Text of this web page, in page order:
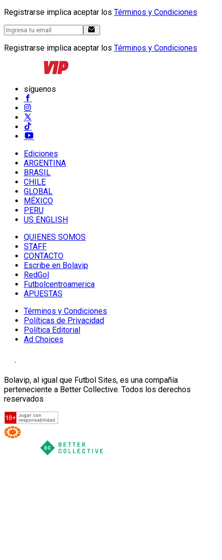
Registrarse implica aceptar los Términos y Condiciones
Registrarse implica aceptar los Términos y Condiciones
síguenos
Ediciones
ARGENTINA
BRASIL
CHILE
GLOBAL
MÉXICO
PERU
US ENGLISH
QUIENES SOMOS
STAFF
CONTACTO
Escribe en Bolavip
RedGol
Futbolcentroamerica
APUESTAS
Términos y Condiciones
Políticas de Privacidad
Política Editorial
Ad Choices
Bolavip, al igual que Futbol Sites, es una compañía
perteneciente a Better Collective. Todos los derechos
reservados